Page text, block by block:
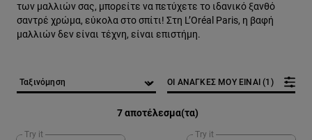
των μαλλιών σας, μπορείτε να πετύχετε το ιδανικό ξανθό
σαντρέ χρώμα, εύκολα στο σπίτι! Στη L’Oréal Paris, η βαφή
μαλλιών δεν είναι τέχνη, είναι επιστήμη.
7 αποτέλεσμα(τα)
ΟΙ ΑΝΑΓΚΕΣ ΜΟΥ ΕΙΝΑΙ (1)
Try it Try it